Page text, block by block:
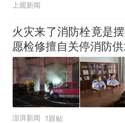
上观新闻
火灾来了消防栓竟是
愿检修擅自关停消防
澎湃新闻 1跟贴